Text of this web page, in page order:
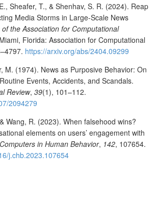
Sheafer, T., & Shenhav, S. R. (2024). Reap
Media Storms in Large-Scale News
the Association for Computational
Florida: Association for Computational
https://arxiv.org/abs/2404.09299
M. (1974). News as Purposive Behavior: On
Events, Accidents, and Scandals.
Review, 39(1), 101–112.
2094279
Wang, R. (2023). When falsehood wins?
elements on users’ engagement with
Computers in Human Behavior, 142, 107654.
j.chb.2023.107654